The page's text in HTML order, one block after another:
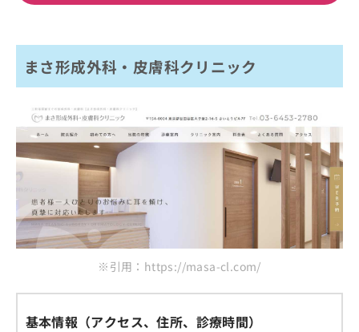
まさ形成外科・皮膚科クリニック
※引用：https://masa-cl.com/
基本情報（アクセス、住所、診療時間）